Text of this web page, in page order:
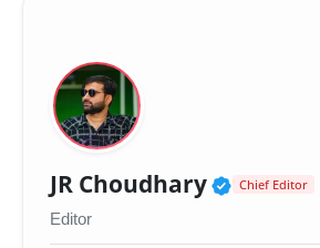
JR Choudhary Chief Editor
Editor